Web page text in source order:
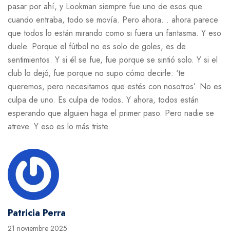
pasar por ahí, y Lookman siempre fue uno de esos que
cuando entraba, todo se movía. Pero ahora… ahora parece
que todos lo están mirando como si fuera un fantasma. Y eso
duele. Porque el fútbol no es solo de goles, es de
sentimientos. Y si él se fue, fue porque se sintió solo. Y si el
club lo dejó, fue porque no supo cómo decirle: ‘te
queremos, pero necesitamos que estés con nosotros’. No es
culpa de uno. Es culpa de todos. Y ahora, todos están
esperando que alguien haga el primer paso. Pero nadie se
atreve. Y eso es lo más triste.
Patricia Perra
21 noviembre 2025